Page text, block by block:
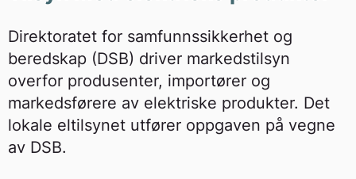
Direktoratet for samfunnssikkerhet og
beredskap (DSB) driver markedstilsyn
overfor produsenter, importører og
markedsførere av elektriske produkter. Det
lokale eltilsynet utfører oppgaven på vegne
av DSB.